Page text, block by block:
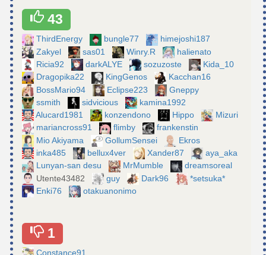
43
ThirdEnergy bungle77
himejoshi187
Zakyel
sas01 Winry.R
halienato
Ricia92
darkALYE sozuzoste
Kida_10
Dragopika22
KingGenos
Kacchan16
BossMario94
Eclipse223
Gneppy
ssmith
sidvicious
kamina1992
Alucard1981
konzendono Hippo
Mizuri
mariancross91
flimby
frankenstin
Mio Akiyama
GollumSensei
Ekros
inka485
bellux4ver Xander87
aya_aka
Lunyan-san desu
MrMumble
dreamsoreal
Utente43482
guy Dark96
*setsuka*
Enki76
otakuanonimo
1
Constance91